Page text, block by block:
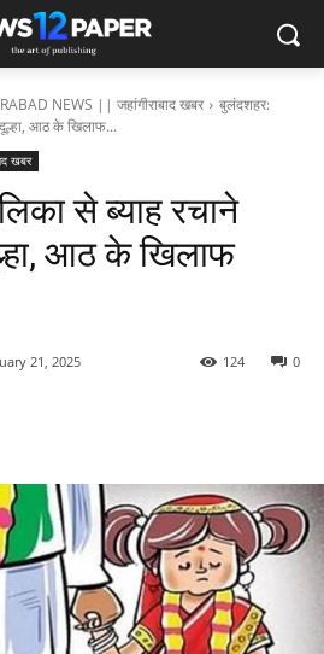
NEWS || जहांगीराबाद खबर
बुलंदशहर:
दूल्हा, आठ के खिलाफ...
खबर
से ब्याह रचाने
आठ के खिलाफ
21, 2025 0
124